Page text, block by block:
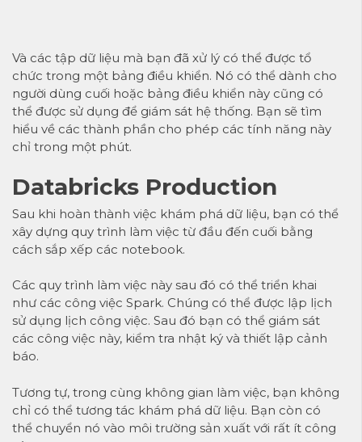
Và các tập dữ liệu mà bạn đã xử lý có thể được tổ
chức trong một bảng điều khiển. Nó có thể dành cho
người dùng cuối hoặc bảng điều khiển này cũng có
thể được sử dụng để giám sát hệ thống. Bạn sẽ tìm
hiểu về các thành phần cho phép các tính năng này
chỉ trong một phút.
Databricks Production
Sau khi hoàn thành việc khám phá dữ liệu, bạn có thể
xây dựng quy trình làm việc từ đầu đến cuối bằng
cách sắp xếp các notebook.
Các quy trình làm việc này sau đó có thể triển khai
như các công việc Spark. Chúng có thể được lập lịch
sử dụng lịch công việc. Sau đó bạn có thể giám sát
các công việc này, kiểm tra nhật ký và thiết lập cảnh
báo.
Tương tự, trong cùng không gian làm việc, bạn không
chỉ có thể tương tác khám phá dữ liệu. Bạn còn có
thể chuyển nó vào môi trường sản xuất với rất ít công